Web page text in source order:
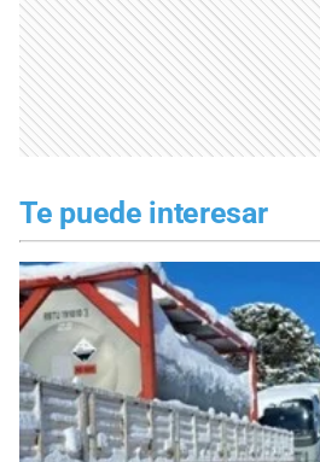
Te puede interesar